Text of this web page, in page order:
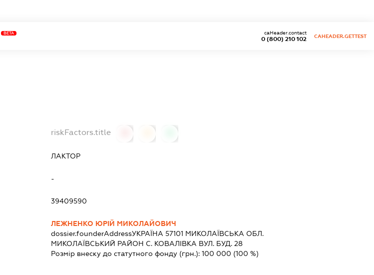
BETA
0 (800) 210 102
caHeader.contact
CAHEADER.GETTEST
riskFactors.title
ЛАКТОР
-
39409590
ЛЕЖНЕНКО ЮРІЙ МИКОЛАЙОВИЧ
dossier.founderAddressУКРАЇНА 57101 МИКОЛАЇВСЬКА ОБЛ.
МИКОЛАЇВСЬКИЙ РАЙОН С. КОВАЛІВКА ВУЛ. БУД. 28
Розмір внеску до статутного фонду (грн.):100 000 (100 %)